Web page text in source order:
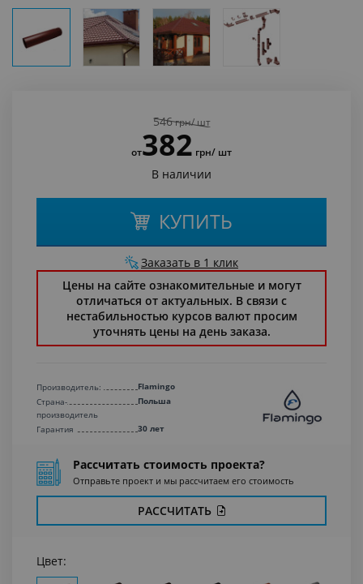
546грн/ шт
от382 грн/ шт
В наличии
КУПИТЬ
Заказать в 1 клик
Цены на сайте ознакомительные и могут
отличаться от актуальных. В связи с
нестабильностью курсов валют просим
уточнять цены на день заказа.
Производитель:
Flamingo
Страна-
производитель
Польша
Гарантия 30 лет
Рассчитать стоимость проекта?
Отправьте проект и мы рассчитаем его стоимость
РАССЧИТАТЬ
Цвет: